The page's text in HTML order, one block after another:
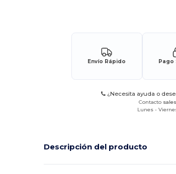
Envío Rápido Pago
¿Necesita ayuda o
Contacto
Lunes -
Descripción del producto